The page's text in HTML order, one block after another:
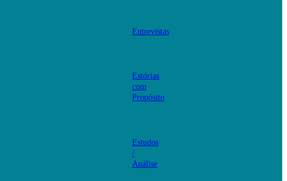
Entrevistas
Estórias
com
Propósito
Estudos
/
Análise